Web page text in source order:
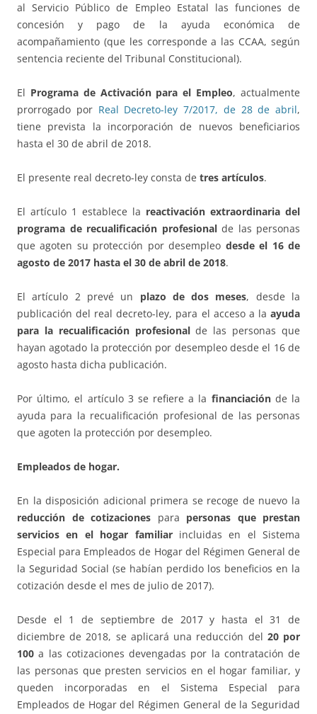
al Servicio Público de Empleo Estatal las funciones de
concesión y pago de la ayuda económica de
acompañamiento (que les corresponde a las CCAA, según
sentencia reciente del Tribunal Constitucional).
El Programa de Activación para el Empleo, actualmente
prorrogado por Real Decreto-ley 7/2017, de 28 de abril,
tiene prevista la incorporación de nuevos beneficiarios
hasta el 30 de abril de 2018.
El presente real decreto-ley consta de tres artículos.
El artículo 1 establece la reactivación extraordinaria del
programa de recualificación profesionalde las personas
que agoten su protección por desempleo desde el 16 de
agosto de 2017 hasta el 30 de abril de 2018.
El artículo 2 prevé un plazo de dos meses, desde la
publicación del real decreto-ley, para el acceso a la ayuda
para la recualificación profesionalde las personas que
hayan agotado la protección por desempleo desde el 16 de
agosto hasta dicha publicación.
Por último, el artículo 3 se refiere a la financiaciónde la
ayuda para la recualificación profesional de las personas
que agoten la protección por desempleo.
Empleados de hogar.
En la disposición adicional primera se recoge de nuevo la
reducción de cotizaciones para personas que prestan
servicios en el hogar familiarincluidas en el Sistema
Especial para Empleados de Hogar del Régimen General de
la Seguridad Social (se habían perdido los beneficios en la
cotización desde el mes de julio de 2017).
Desde el 1 de septiembre de 2017 y hasta el 31 de
diciembre de 2018, se aplicará una reducción del 20 por
100 a las cotizaciones devengadas por la contratación de
las personas que presten servicios en el hogar familiar, y
queden incorporadas en el Sistema Especial para
Empleados de Hogar del Régimen General de la Seguridad